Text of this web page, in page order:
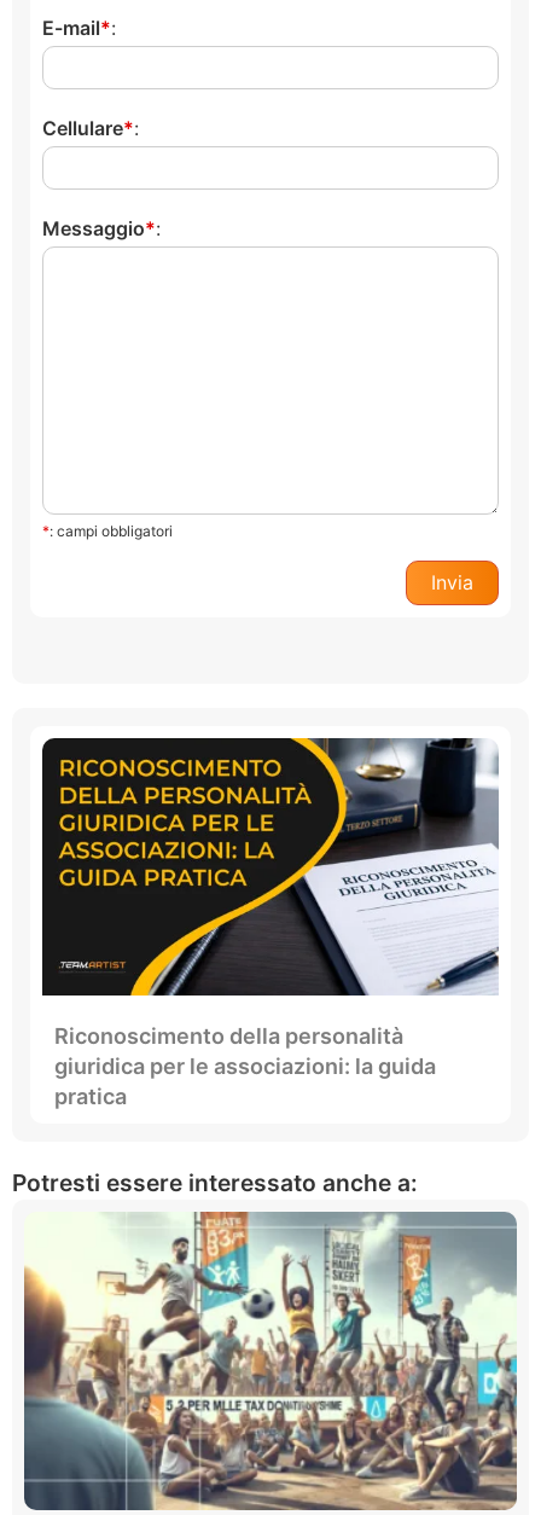
E-mail :
Cellulare :
Messaggio :
*: campi obbligatori
Riconoscimento della personalità
giuridica per le associazioni: la guida
pratica
Potresti essere interessato anche a: